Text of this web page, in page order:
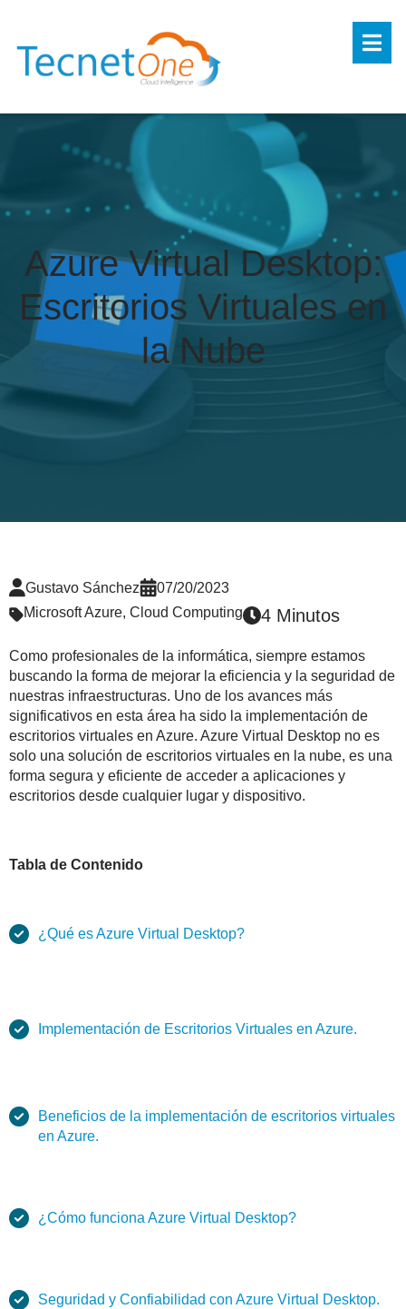
Azure Virtual Desktop:
Escritorios Virtuales en
la Nube
Gustavo Sánchez
07/20/2023
Microsoft Azure, Cloud Computing 4 Minutos
Como profesionales de la informática, siempre estamos
buscando la forma de mejorar la eficiencia y la seguridad de
nuestras infraestructuras. Uno de los avances más
significativos en esta área ha sido la implementación de
escritorios virtuales en Azure. Azure Virtual Desktop no es
solo una solución de escritorios virtuales en la nube, es una
forma segura y eficiente de acceder a aplicaciones y
escritorios desde cualquier lugar y dispositivo.
Tabla de Contenido
¿Qué es Azure Virtual Desktop?
Implementación de Escritorios Virtuales en Azure.
Beneficios de la implementación de escritorios virtuales
en Azure.
¿Cómo funciona Azure Virtual Desktop?
Seguridad y Confiabilidad con Azure Virtual Desktop.